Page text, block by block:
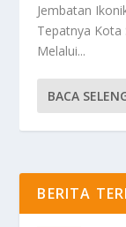
Jembatan
Tepatnya Kota
Melalui...
BACA
BERITA